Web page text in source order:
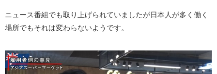
ニュース番組でも取り上げられていましたが日本人が多く働く
場所でもそれは変わらないようです。